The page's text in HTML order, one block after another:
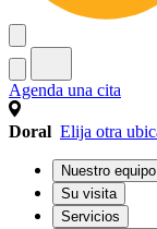
Agenda una cita
Doral Elija otra
Nuestro equipo
Su visita
Servicios